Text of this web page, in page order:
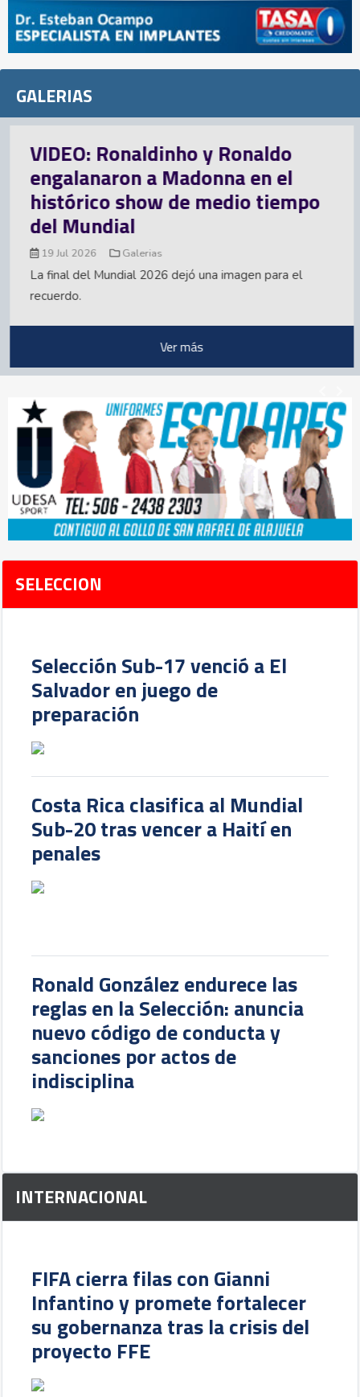
GALERIAS
y Ronaldo
en el
medio tiempo
una imagen para el
Inglaterra se
luego de otra
mundialista
Mundial 2026. La
SELECCION
Selección Sub-17 venció a El
Salvador en juego de
preparación
Costa Rica clasifica al Mundial
Sub-20 tras vencer a Haití en
penales
Ronald González endurece las
reglas en la Selección: anuncia
nuevo código de conducta y
sanciones por actos de
indisciplina
INTERNACIONAL
FIFA cierra filas con Gianni
Infantino y promete fortalecer
su gobernanza tras la crisis del
proyecto FFE